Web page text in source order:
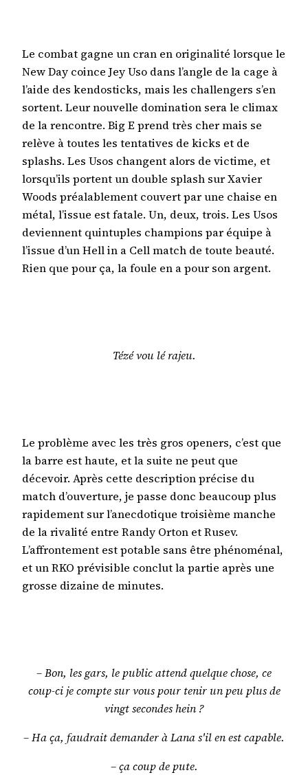
Le combat gagne un cran en originalité lorsque le
New Day coince Jey Uso dans l’angle de la cage à
l’aide des kendosticks, mais les challengers s’en
sortent. Leur nouvelle domination sera le climax
de la rencontre. Big E prend très cher mais se
relève à toutes les tentatives de kicks et de
splashs. Les Usos changent alors de victime, et
lorsqu’ils portent un double splash sur Xavier
Woods préalablement couvert par une chaise en
métal, l’issue est fatale. Un, deux, trois. Les Usos
deviennent quintuples champions par équipe à
l’issue d’un Hell in a Cell match de toute beauté.
Rien que pour ça, la foule en a pour son argent.
Tézé vou lé rajeu.
Le problème avec les très gros openers, c’est que
la barre est haute, et la suite ne peut que
décevoir. Après cette description précise du
match d’ouverture, je passe donc beaucoup plus
rapidement sur l’anecdotique troisième manche
de la rivalité entre Randy Orton et Rusev.
L’affrontement est potable sans être phénoménal,
et un RKO prévisible conclut la partie après une
grosse dizaine de minutes.
– Bon, les gars, le public attend quelque chose, ce
coup-ci je compte sur vous pour tenir un peu plus de
vingt secondes hein ?
– Ha ça, faudrait demander à Lana s'il en est capable.
– ça coup de pute.